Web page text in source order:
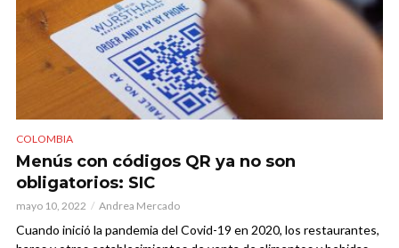
COLOMBIA
Menús con códigos QR ya no son
obligatorios: SIC
mayo 10, 2022 Andrea Mercado
Cuando inició la pandemia del Covid-19 en 2020, los restaurantes,